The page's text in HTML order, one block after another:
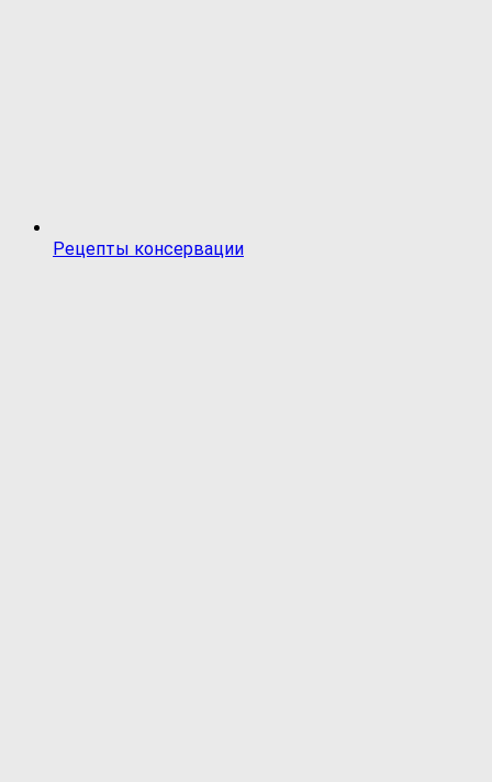
Рецепты консервации